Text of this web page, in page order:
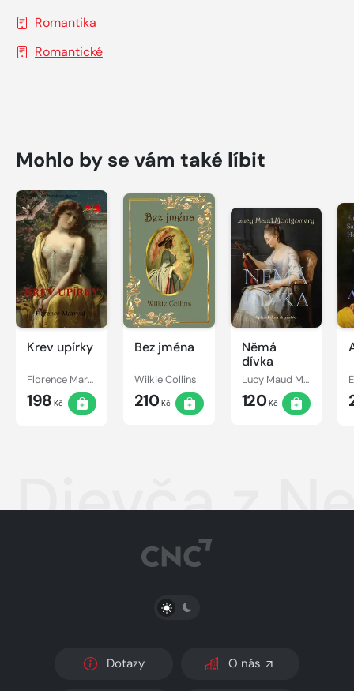
Romantika
Romantické
Mohlo by se vám také líbit
Krev upírky
Florence Marryat
198 Kč
Bez jména
Wilkie Collins
210Kč
Němá
dívka
Lucy Maud Montgomery
120Kč
Dievča z
PŘEPNOUT SVĚTLÝ/TMAVÝ REŽIM
Dotazy O nás